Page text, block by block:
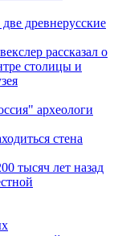
древнерусские
рассказал о
столицы и
археологи
стена
тысяч лет назад